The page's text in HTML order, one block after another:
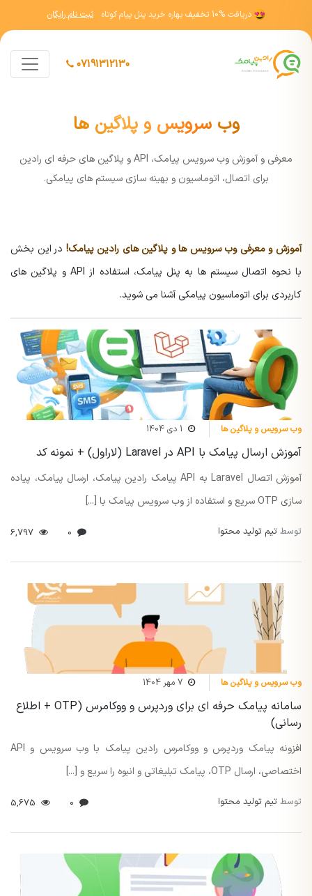
دریافت 10% تخفیف بهاره خرید پنل پیام کوتاه ثبت نام رایگان
07191312130
وب سرویس و پلاگین ها
معرفی و آموزش وب سرویس پیامک، API و پلاگین های حرفه ای رادین
برای اتصال، اتوماسیون و بهینه سازی سیستم های پیامکی.
آموزش و معرفی وب سرویس ها و پلاگین های رادین پیامک! در این بخش
با نحوه اتصال سیستم ها به پنل پیامک، استفاده از API و پلاگین های
کاربردی برای اتوماسیون پیامکی آشنا می شوید.
وب سرویس و پلاگین ها 1 دی 1404
آموزش ارسال پیامک با API در Laravel (لاراول) + نمونه کد
آموزش اتصال Laravel به API پیامک رادین پیامک، ارسال پیامک، پیاده
سازی OTP سریع و استفاده از وب سرویس پیامک با [...]
توسط تیم تولید محتوا
وب سرویس و پلاگین ها 7 مهر 1404
سامانه پیامک حرفه ای برای وردپرس و ووکامرس (OTP + اطلاع
رسانی)
افزونه پیامک وردپرس و ووکامرس رادین پیامک با وب سرویس و API
اختصاصی، ارسال OTP، پیامک تبلیغاتی و انبوه را سریع و [...]
توسط تیم تولید محتوا